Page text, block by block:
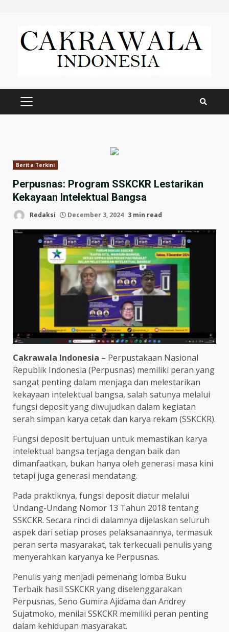
content
PRIMARY
Berita Terkini
Perpusnas: Program SSKCKR Lestarikan
Kekayaan Intelektual Bangsa
Redaksi December 3, 2024 3 min read
Cakrawala Indonesia – Perpustakaan Nasional
Republik Indonesia (Perpusnas) memiliki peran yang
sangat penting dalam menjaga dan melestarikan
kekayaan intelektual bangsa, salah satunya melalui
fungsi deposit yang diwujudkan dalam kegiatan
serah simpan karya cetak dan karya rekam (SSKCKR).
Fungsi deposit bertujuan untuk memastikan karya
intelektual bangsa terjaga dengan baik dan
dimanfaatkan, bukan hanya oleh generasi masa kini
tetapi juga generasi mendatang.
Pada praktiknya, fungsi deposit diatur melalui
Undang-Undang Nomor 13 Tahun 2018 tentang
SSKCKR. Secara rinci di dalamnya dijelaskan seluruh
aspek dari setiap proses pelaksanaannya, termasuk
peran serta masyarakat, tak terkecuali penulis yang
menyerahkan karyanya ke Perpusnas.
Penulis yang menjadi pemenang lomba Buku
Terbaik hasil SSKCKR yang diselenggarakan
Perpusnas, Seno Gumira Ajidama dan Andrey
Sujatmoko, menilai SSKCKR memiliki peran penting
dalam kehidupan masyarakat.